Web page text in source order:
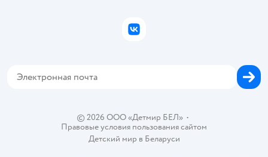
Политика использования файлов cookie
Бонусные карты
© 2026 ООО «Детмир БЕЛ»•
Правовые условия пользования сайтом
Детский мир в Беларуси
ВКонтакте